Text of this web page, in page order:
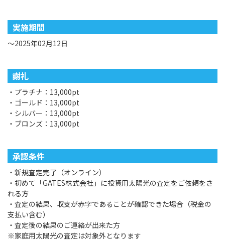
実施期間
～2025年02月12日
謝礼
・プラチナ：13,000pt
・ゴールド：13,000pt
・シルバー：13,000pt
・ブロンズ：13,000pt
承認条件
・新規査定完了（オンライン）
・初めて「GATES株式会社」に投資用太陽光の査定をご依頼をさ
れる方
・査定の結果、収支が赤字であることが確認できた場合（税金の
支払い含む）
・査定後の結果のご連絡が出来た方
※家庭用太陽光の査定は対象外となります